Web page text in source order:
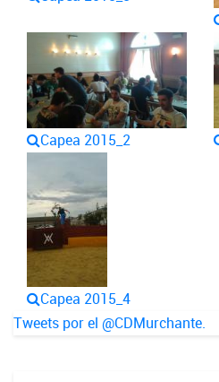
Capea 2015_2
Capea 2015_4
Tweets por el @CDMurchante.